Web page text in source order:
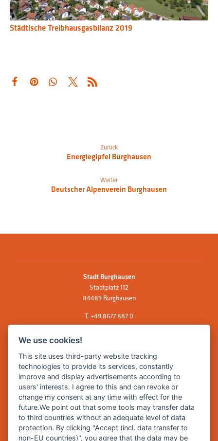
Städtische Treibhausgasbilanz 2019
Zurück
Energiegipfel Burghausen
Weiter
Deutscher Alpenverein Burghausen
Stadt Burghausen
Stadtplatz 112
84489 Burghausen
T. +49 8677 887 0
E Mail:
Zentrale Webseite der Stadt Burghausen:
www.burghausen.de
Burghausen in leichter Sprache
So funktioniert burghausen.de
We use cookies!
This site uses third-party website tracking
technologies to provide its services, constantly
improve and display advertisements according to
users' interests. I agree to this and can revoke or
change my consent at any time with effect for the
future.We point out that some tools may transfer data
to third countries without an adequate level of data
protection. By clicking "Accept (incl. data transfer to
non-EU countries)", you agree that the data may be